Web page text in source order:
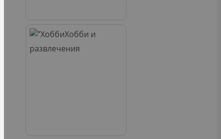
Хобби и
развлечения